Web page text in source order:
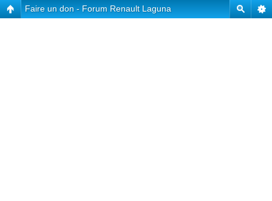
Faire un don - Forum Renault Laguna